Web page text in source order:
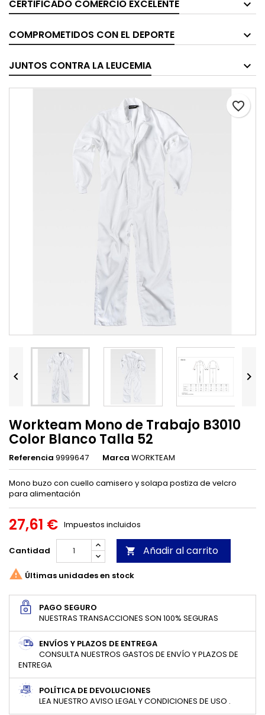
CERTIFICADO COMERCIO EXCELENTE
COMPROMETIDOS CON EL DEPORTE
JUNTOS CONTRA LA LEUCEMIA
favorite_border
 
Workteam Mono de Trabajo B3010
Color Blanco Talla 52
Referencia 9999647 Marca WORKTEAM
Mono buzo con cuello camisero y solapa postiza de velcro
para alimentación
27,61 € Impuestos incluidos
Cantidad  Añadir al carrito
 Últimas unidades en stock
PAGO SEGURO
NUESTRAS TRANSACCIONES SON 100% SEGURAS
ENVÍOS Y PLAZOS DE ENTREGA
CONSULTA NUESTROS GASTOS DE ENVÍO Y PLAZOS DE
ENTREGA
POLÍTICA DE DEVOLUCIONES
LEA NUESTRO AVISO LEGAL Y CONDICIONES DE USO .